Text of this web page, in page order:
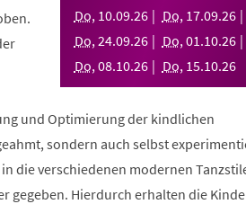
Do, 10.09.26 Do, 17.09.26
Do,24.09.26 Do,01.10.26
Do,08.10.26 Do, 15.10.26
und Optimierung der kindlichen
sondern auch selbst
die verschiedenen modernen
gegeben. Hierdurch erhalten die